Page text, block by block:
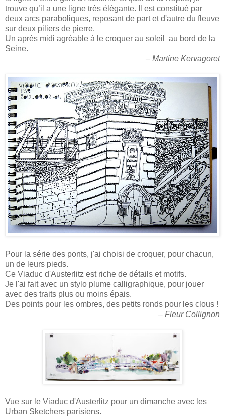
trouve qu’il a une ligne très élégante. Il est constitué par
deux arcs paraboliques, reposant de part et d'autre du fleuve
sur deux piliers de pierre.
Un après midi agréable à le croquer au soleil au bord de la
Seine.
– Martine Kervagoret
Pour la série des ponts, j'ai choisi de croquer, pour chacun,
un de leurs pieds.
Ce Viaduc d'Austerlitz est riche de détails et motifs.
Je l'ai fait avec un stylo plume calligraphique, pour jouer
avec des traits plus ou moins épais.
Des points pour les ombres, des petits ronds pour les clous !
– Fleur Collignon
Vue sur le Viaduc d'Austerlitz pour un dimanche avec les
Urban Sketchers parisiens.